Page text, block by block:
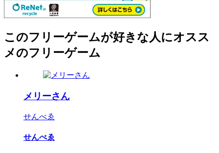
このフリーゲームが好きな人にオスス
メのフリーゲーム
メリーさん
せんべゑ
せんべゑ